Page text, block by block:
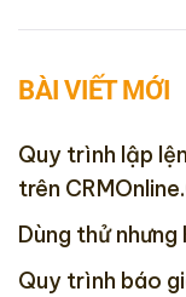
BÀI VIẾT MỚI
Quy trình lập
trên
Dùng thử
Quy trình báo